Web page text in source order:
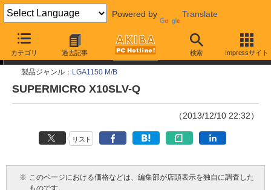
Powered by Translate
カテゴリ 過去記事 検索 Impressサイト
今週見つけた新製品
製品ジャンル： LGA1150 M/B
SUPERMICRO X10SLV-Q
（2013/12/10 22:32）
リスト
※ このページにおける価格などは、編集部が店頭表示を独自に調査した
ものです。